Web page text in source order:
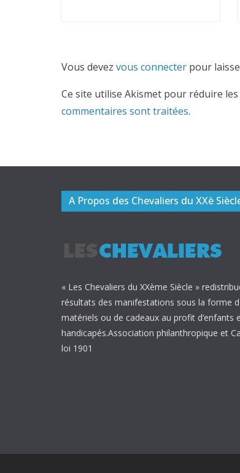
Vous devez vous connecterpour
Ce site utilise Akismet pour réduire
commentaires sont traitées.
A Propos des Chevaliers du XXè
« Les Chevaliers du XXème Siècle »
résultats des manifestations sous la forme
matériels ou de cadeaux au profit d’enfants
handicapés.Association philanthropique et
loi 1901